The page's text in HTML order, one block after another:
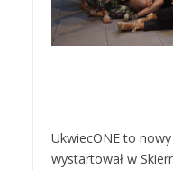
UkwiecONE to
wystartował w